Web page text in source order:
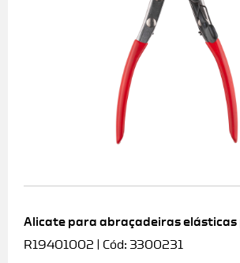
Alicate para abraçadeiras elásticas
R19401002 | Cód: 3300231